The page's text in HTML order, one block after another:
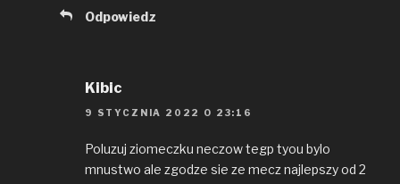
Odpowiedz
Kibic
9 STYCZNIA 2022 O 23:16
Poluzuj ziomeczku neczow tegp tyou bylo
mnustwo ale zgodze sie ze mecz najlepszy od 2